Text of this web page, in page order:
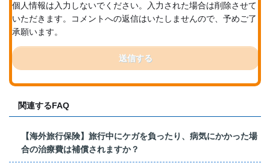
個人情報は入力しないでください。入力された場合は削除させて
いただきます。コメントへの返信はいたしませんので、予めご了
承願います。
送信する
関連するFAQ
【海外旅行保険】旅行中にケガを負ったり、病気にかかった場
合の治療費は補償されますか？